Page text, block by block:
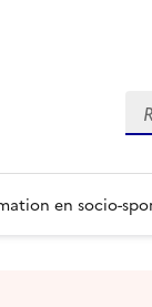
en socio-